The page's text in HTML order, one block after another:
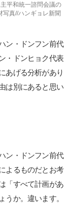
平和統一諮問会議の
写真//ハンギョレ新聞
ン・ドンフン前代
・ドンヒョク代表
あげる分析があり
は別にあると思い
ン・ドンフン前代
よるものだとお考
「すべて計画があ
うか。違います。